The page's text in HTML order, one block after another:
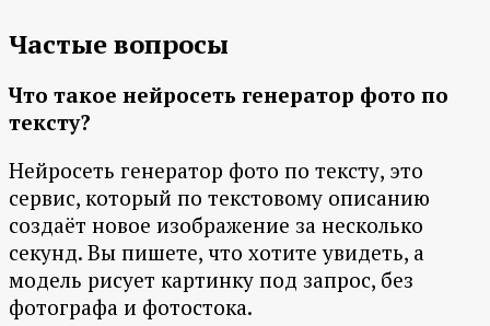
Частые вопросы
Что такое нейросеть генератор фото по
тексту?
Нейросеть генератор фото по тексту, это
сервис, который по текстовому описанию
создаёт новое изображение за несколько
секунд. Вы пишете, что хотите увидеть, а
модель рисует картинку под запрос, без
фотографа и фотостока.